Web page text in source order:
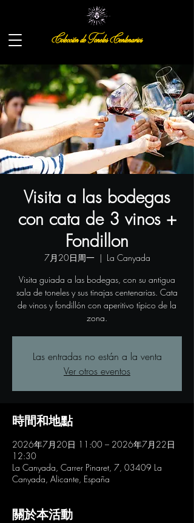
Colección de Toneles Centenarios
Visita a las bodegas
con cata de 3 vinos +
Fondillon
7月20日周一
  |
La Canyada
Visita guiada a las bodegas, con su antigua
sala de toneles y sus tinajas centenarias. Cata
de vinos y fondillón con aperitivo típico de la
zona.
Las entradas no están a la venta
Ver otros eventos
時間和地點
2026年7月20日 11:00 – 2026年7月22日
12:30
La Canyada, Carrer Pinaret, 7, 03409 La
Canyada, Alicante, España
關於本活動